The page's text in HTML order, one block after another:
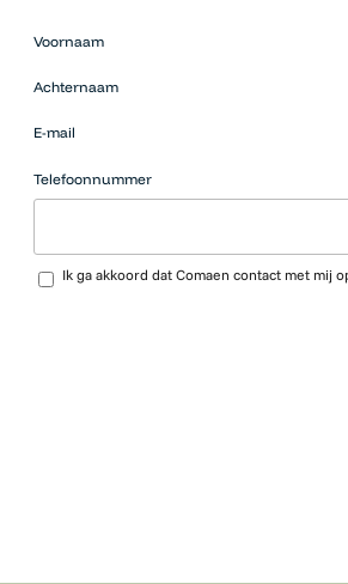
Voornaam
Achternaam
E-mail
Telefoonnummer
Ik ga akkoord dat Comaen contact met mij
die op zoek
werk
hier niets